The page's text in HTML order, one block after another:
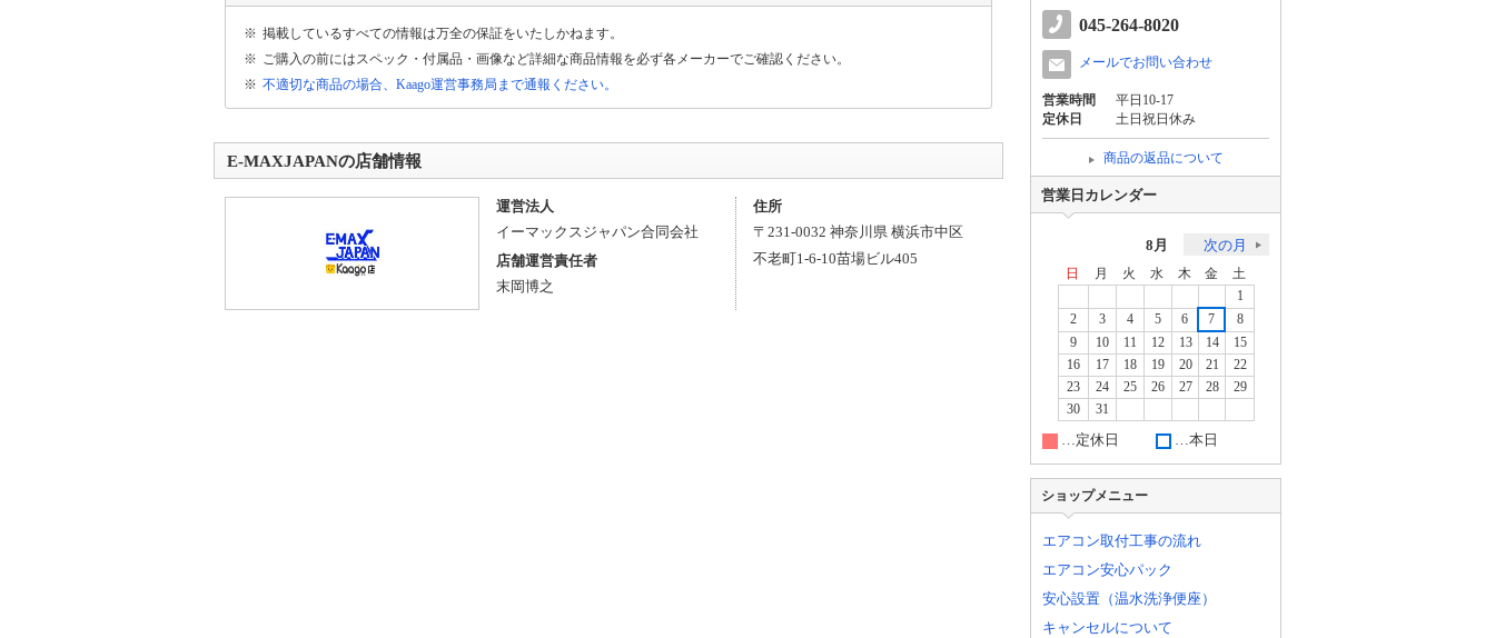
※ 掲載しているすべての情報は万全の保証をいたしかねます。
※ ご購入の前にはスペック・付属品・画像など詳細な商品情報を必ず各メーカーでご確認ください。
※ 不適切な商品の場合、Kaago運営事務局まで通報ください。
E-MAXJAPANの店舗情報
運営法人
イーマックスジャパン合同会社
店舗運営責任者
末岡博之
住所
〒 231-0032 神奈川県 横浜市中区
不老町1-6-10苗場ビル405
045-264-8020
メールでお問い合わせ
営業時間
平日10-17
定休日
土日祝日休み
商品の返品について
営業日カレンダー
8月 次の月
日 月 火 水 木 金
土
1
2
3 4 5 6 7
8
9
10 11 12 13 14
15
16
17 18 19 20 21
22
23
24 25 26 27 28
29
30
31
…定休日 …本日
ショップメニュー
エアコン取付工事の流れ
エアコン安心パック
安心設置（温水洗浄便座）
キャンセルについて